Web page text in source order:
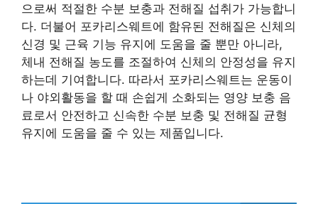
으로써 적절한 수분 보충과 전해질 섭취가 가능합니
다. 더불어 포카리스웨트에 함유된 전해질은 신체의
신경 및 근육 기능 유지에 도움을 줄 뿐만 아니라,
체내 전해질 농도를 조절하여 신체의 안정성을 유지
하는데 기여합니다. 따라서 포카리스웨트는 운동이
나 야외활동을 할 때 손쉽게 소화되는 영양 보충 음
료로서 안전하고 신속한 수분 보충 및 전해질 균형
유지에 도움을 줄 수 있는 제품입니다.